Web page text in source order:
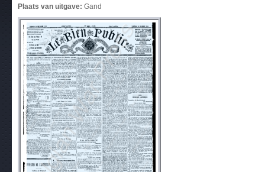
Plaats van uitgave: Gand